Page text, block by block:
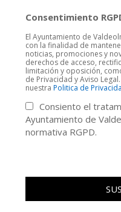
Consentimiento
El Ayuntamiento de
con la finalidad de
noticias, promociones y
derechos de acceso,
limitación y oposición,
de Privacidad y Aviso
nuestra Politica de
Consiento el
Ayuntamiento de
normativa RGPD.